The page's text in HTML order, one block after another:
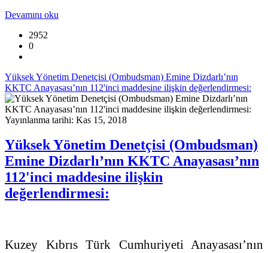
Devamını oku
2952
0
Yüksek Yönetim Denetçisi (Ombudsman) Emine Dizdarlı’nın
KKTC Anayasası’nın 112'inci maddesine ilişkin değerlendirmesi:
Yayınlanma tarihi: Kas 15, 2018
Yüksek Yönetim Denetçisi (Ombudsman)
Emine Dizdarlı’nın KKTC Anayasası’nın
112'inci maddesine ilişkin
değerlendirmesi:
Kuzey Kıbrıs Türk Cumhuriyeti Anayasası’nın